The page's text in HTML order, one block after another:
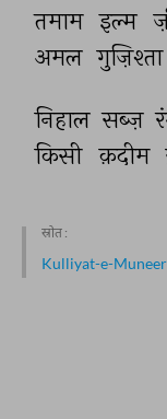
तमाम इल्म
अमल गुज़िश्ता
निहाल सब्ज़
किसी क़दीम
स्रोत :
Kulliyat-e-Muneer